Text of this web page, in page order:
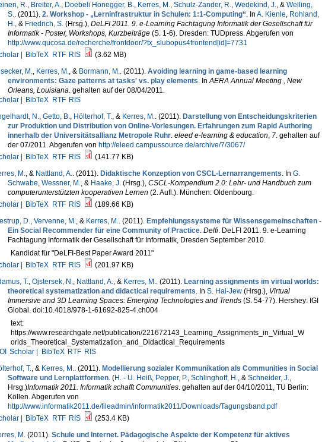
R., Breiter, A., Doebeli Honegger, B., Kerres, M., Schulz-Zander, R., Wedekind, J., & Welling,
S.. (2011). 2. Workshop - „Lerninfrastruktur in Schulen: 1:1-Computing“. In A. Kienle, Rohland,
H., & Friedrich, S.(Hrsg.), DeLFI 2011. 9. e-Learning Fachtagung Informatik der Gesellschaft für
Informatik - Poster, Workshops, Kurzbeiträge(S. 1-6). Dresden: TUDpress. Abgerufen von
http://www.qucosa.de/recherche/frontdoor/?tx_slubopus4frontend[id]=7731
|
BibTeX RTF RIS
(3.62 MB)
M., Kerres, M., & Bormann, M.. (2011). Avoiding learning in game-based learning
environments: Gaze patterns at tasks' vs. play elements. InAERA Annual Meeting , New
Orleans, Louisiana. gehalten auf der 08/04/2011.
|
BibTeX RTF RIS
N., Getto, B., Hölterhof, T., & Kerres, M.. (2011). Darstellung von Entscheidungskriterien
zur Produktion und Distribution von Online-Vorlesungen. Erfahrungen zum Rapid Authoring
innerhalb der Universitätsallianz Metropole Ruhr. eleed e-learning & education, 7. gehalten auf
der 07/2011. Abgerufen von http://eleed.campussource.de/archive/7/3067/
|
BibTeX RTF RIS
(141.77 KB)
M., & Nattland, A.. (2011). Didaktische Konzeption von CSCL-Lernarrangements. In G.
Schwabe, Wessner, M., & Haake, J.(Hrsg.), CSCL-Kompendium 2.0: Lehr- und Handbuch zum
computerunterstützten kooperativen Lernen (2. Aufl.). München: Oldenbourg.
|
BibTeX RTF RIS
(189.66 KB)
D., Vervenne, M., & Kerres, M.. (2011). Empfehlungssysteme für Wissensgemeinschaften -
Ein Social Recommender für eine Community of Practice. Delfi. DeLFI 2011. 9. e-Learning
Fachtagung Informatik der Gesellschaft für Informatik, Dresden September 2010.
Kandidat für "DeLFI-Best Paper Award 2011"
|
BibTeX RTF RIS
(201.97 KB)
T., Ojstersek, N., Nattland, A., & Kerres, M.. (2011). Learning assignments im virtual worlds:
theoretical systematization and didactical requirements. In S. Hai-Jew(Hrsg.), Virtual
Immersive and 3D Learning Spaces: Emerging Technologies and Trends(S. 54-77). Hershey: IGI
Global. doi:10.4018/978-1-61692-825-4.ch004
text:
https://www.researchgate.net/publication/221672143_Learning_Assignments_in_Virtual_W
orlds_Theoretical_Systematization_and_Didactical_Requirements
Scholar | BibTeX RTF RIS
T., & Kerres, M.. (2011). Modellierung sozialer Kommunikation als Communities in Social
Software und Lernplattformen. (H. - U. Heiß, Pepper, P., Schlinghoff, H., & Schneider, J.,
Hrsg.)Informatik 2011. Informatik schafft Communities. gehalten auf der 04/10/2011, TU Berlin:
Köllen. Abgerufen von
http://www.informatik2011.de/fileadmin/informatik2011/Downloads/Tagungsband.pdf
|
BibTeX RTF RIS
(253.4 KB)
M . (2011). Schule und Internet. Pädagogische Aspekte der Kompetenz für aktives